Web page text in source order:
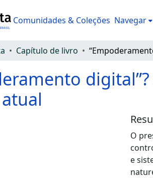
Comunidades & Coleções Navegar
Capítulo de livro
O
e